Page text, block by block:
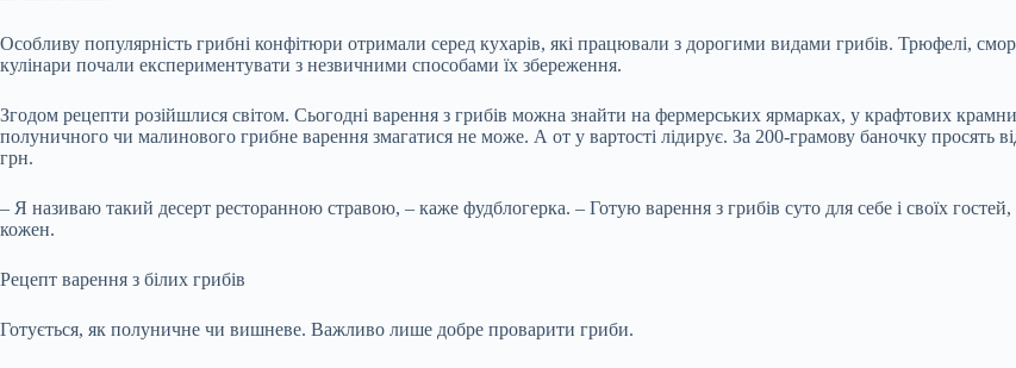
Особливу популярність грибні конфітюри отримали серед кухарів, які працювали з дорогими видами грибів. Трюфелі,
кулінари почали експериментувати з незвичними способами їх збереження.
Згодом рецепти розійшлися світом. Сьогодні варення з грибів можна знайти на фермерських ярмарках, у крафтових
полуничного чи малинового грибне варення змагатися не може. А от у вартості лідирує. За 200-грамову баночку просять
грн.
– Я називаю такий десерт ресторанною стравою, – каже фудблогерка. – Готую варення з грибів суто для себе і своїх
кожен.
Рецепт варення з білих грибів
Готується, як полуничне чи вишневе. Важливо лише добре проварити гриби.